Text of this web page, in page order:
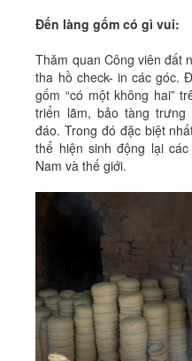
Đến làng gốm có gì vui:
Thăm quan Công viên đất
tha hồ check- in các góc.
gốm “có một không hai”
triển lãm, bảo tàng
đáo. Trong đó đặc biệt
thể hiện sinh động lại
Nam và thế giới.